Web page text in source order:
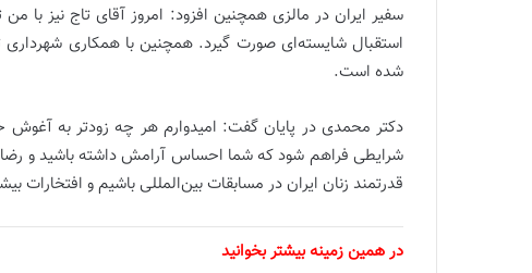
سفیر ایران در مالزی همچنین افزود: امروز آقای تاج نیز با
استقبال شایسته‌ای صورت گیرد. همچنین با همکاری
شده است.
دکتر محمدی در پایان گفت: امیدوارم هر چه زودتر به آغوش
شرایطی فراهم شود که شما احساس آرامش داشته باشید و
قدرتمند زنان ایران در مسابقات بین‌المللی باشیم و افتخارات
در همین زمینه بیشتر بخوانید